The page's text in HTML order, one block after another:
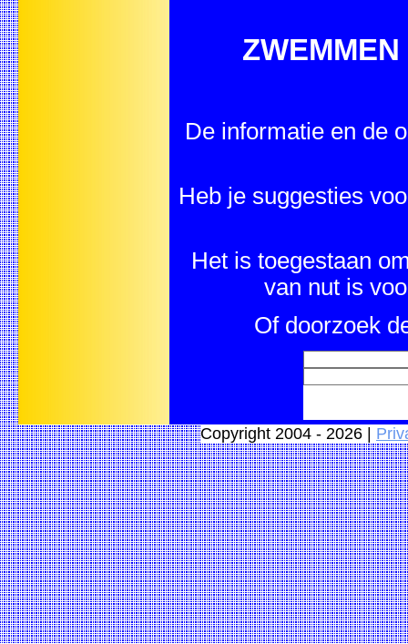
De informatie en de
Heb je suggesties
Het is toegestaan
van nut is
Of doorzoek
Copyright 2004 - 2026 |